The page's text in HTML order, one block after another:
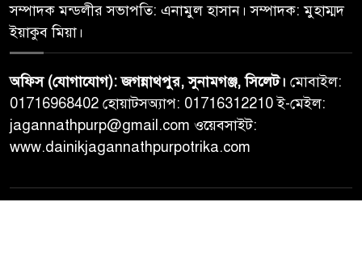
সম্পাদক মন্ডলীর সভাপতি: এনামুল হাসান। সম্পাদক: মুহাম্মদ
ইয়াকুব মিয়া।
অফিস (যোগাযোগ): জগন্নাথপুর, সুনামগঞ্জ, সিলেট। মোবাইল:
01716968402 হোয়াটসঅ্যাপ: 01716312210 ই-মেইল:
jagannathpurp@gmail.com ওয়েবসাইট:
www.dainikjagannathpurpotrika.com